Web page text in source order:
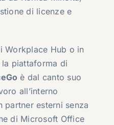
di licenze e
Workplace Hub o in
la piattaforma di
è dal canto suo
all’interno
partner esterni senza
di Microsoft Office